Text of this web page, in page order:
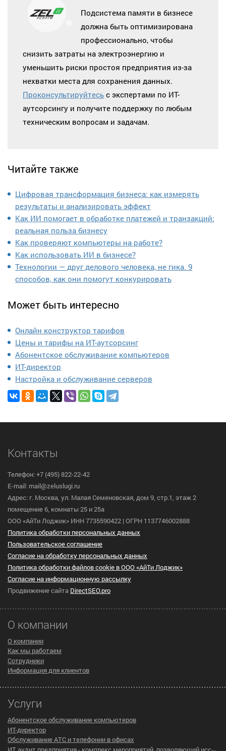
Подсистема памяти в бизнесе
должна быть оптимизирована
профессионально, чтобы
снизить затраты на электроэнергию и
уменьшить риски простоя предприятия из-за
нехватки места для сохранения данных.
Проконсультируйтесь с экспертами по ИТ-
аутсорсингу и получите поддержку по любым
техническим вопросам и задачам.
Читайте также
Цифровая трансформация бизнеса: как измерять
результаты и анализировать эффект
Как ИИ помогает в обработке платежей и транзакций:
реальная польза бизнесу
Как проверяют компьютеры на работе?
Как использовать ИИ в бизнесе?
Технологии — друг делового человека, не гика. 9
способов, как они помогут конкурировать
Может быть интересно
Онлайн конструктор тарифов
Цены и тарифы на ИТ-аутсорсинг
Абонентское обслуживание компьютеров
ИТ-директор
Настройка и обслуживание серверов
Контакты
Телефон: +7 (495) 822-22-42
E-mail: mail@zeluslugi.ru
Адрес: г. Москва, ул. Малая Семеновская, дом 9, стр.1, этаж 2
помещение 6, комнаты 25 и 25а
ООО «АйТи Лоджик» ИНН 7735590422 | ОГРН 1137746002888
Политика обработки персональных данных
Пользовательское cоглашение
Согласие на обработку персональных данных
Политика обработки файлов cookie в ООО «АйТи Лоджик»
Согласие на информационную рассылку
Продвижение сайта DirectSEO.pro
О компании
О компании
Как мы работаем
Сотрудники
Информация для клиентов
Услуги
Абонентское обслуживание компьютеров
ИТ-директор
Обслуживание АТС и телефонии в офисах
ИТ аудит предприятия - комплекс мероприятий, позволяющий исследовать существующую инфраструктуру компании на предмет эффективности ее работы